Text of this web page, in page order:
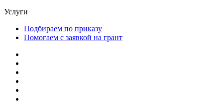
Услуги
Подбираем по приказу
Помогаем с заявкой на грант